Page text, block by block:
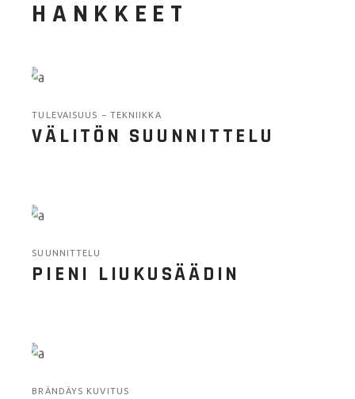
HANKKEET
TULEVAISUUS TEKNIIKKA
VÄLITÖN SUUNNITTELU
SUUNNITTELU
PIENI LIUKUSÄÄDIN
BRÄNDÄYS KUVITUS